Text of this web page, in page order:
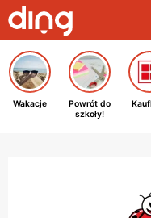
Wakacje
Powrót do
szkoły!